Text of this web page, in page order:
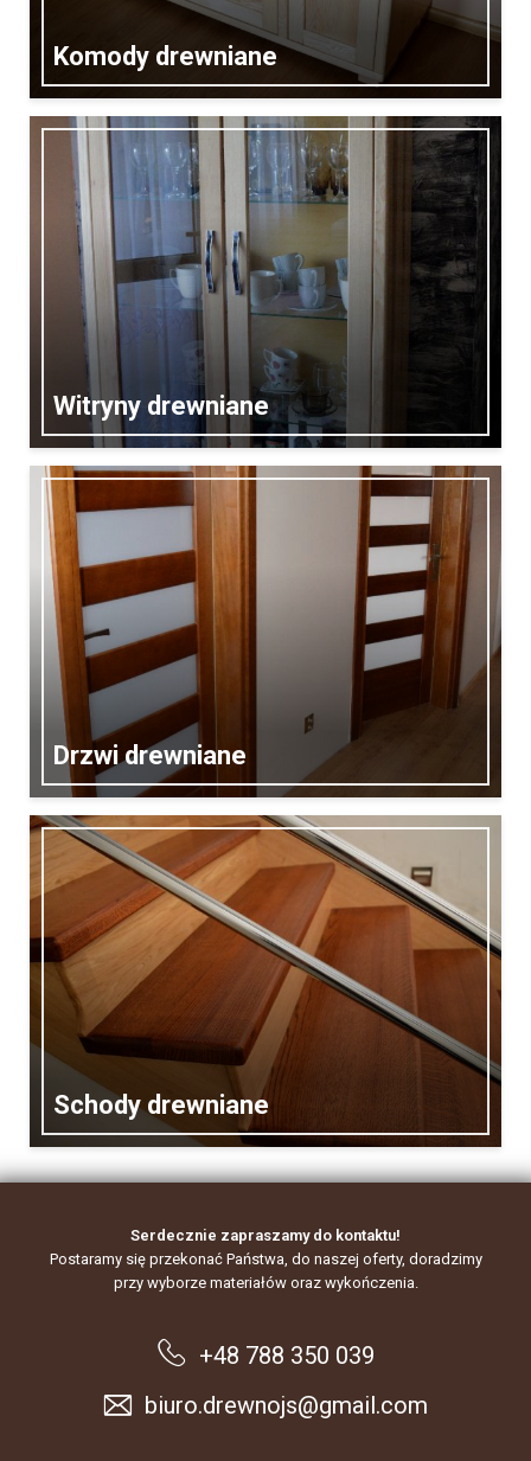
Komody drewniane
Witryny drewniane
Drzwi drewniane
Schody drewniane
Serdecznie zapraszamy do kontaktu!
Postaramy się przekonać Państwa, do naszej oferty, doradzimy
przy wyborze materiałów oraz wykończenia.
+48 788 350 039
biuro.drewnojs@gmail.com